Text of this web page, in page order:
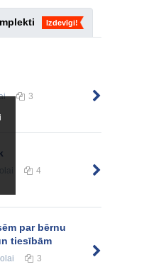
Izdevīgi!
3
4
par bērnu
tiesībām
3